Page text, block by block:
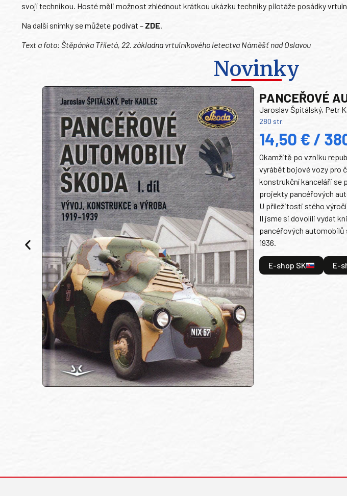
svojí technikou. Hosté měli možnost zhlédnout krátkou ukázku techniky pilotáže posádky
Na další snímky se můžete podívat – ZDE.
Text a foto: Štěpánka Tříletá, 22. základna vrtulníkového letectva Náměšť nad Oslavou
Novinky
PANCEŘOVÉ
Jaroslav Špitálský, Petr
280 str.
14,50 € /
Okamžitě po vzniku
vyrábět bojové vozy pro
konstrukční kanceláři se
projekty pancéřových
U příležitosti stého
II jsme si dovolili vydat
pancéřových automobilů
1936.
E-shop SK E-